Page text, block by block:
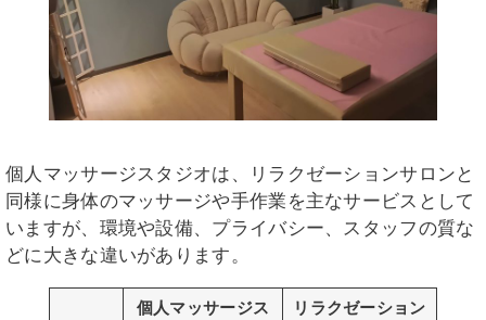
個人マッサージスタジオは、リラクゼーションサロンと
同様に身体のマッサージや手作業を主なサービスとして
いますが、環境や設備、プライバシー、スタッフの質な
どに大きな違いがあります。
個人マッサージス
リラクゼーション